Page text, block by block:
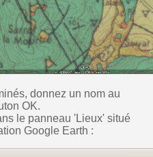
donnez un nom au
OK.
le panneau 'Lieux' situé
Google Earth :